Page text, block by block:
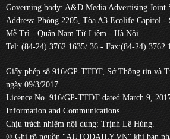
Governing body: A&D Media Advertising Joint
Address: Phòng 2205, Tòa A3 Ecolife Capitol
Mễ Trì - Quận Nam Từ Liêm - Hà Nội
Tel: (84-24) 3762 1635/ 36 - Fax:(84-24) 3762
Giấy phép số 916/GP-TTĐT, Sở Thông tin và
ngày 09/3/2017.
Licence No. 916/GP-TTĐT dated March 9,
Information and Communications.
Chịu trách nhiệm nội dung: Trịnh Lê Hùng.
® Ghi rõ nguồn "AUTODAILY.VN" khi bạn